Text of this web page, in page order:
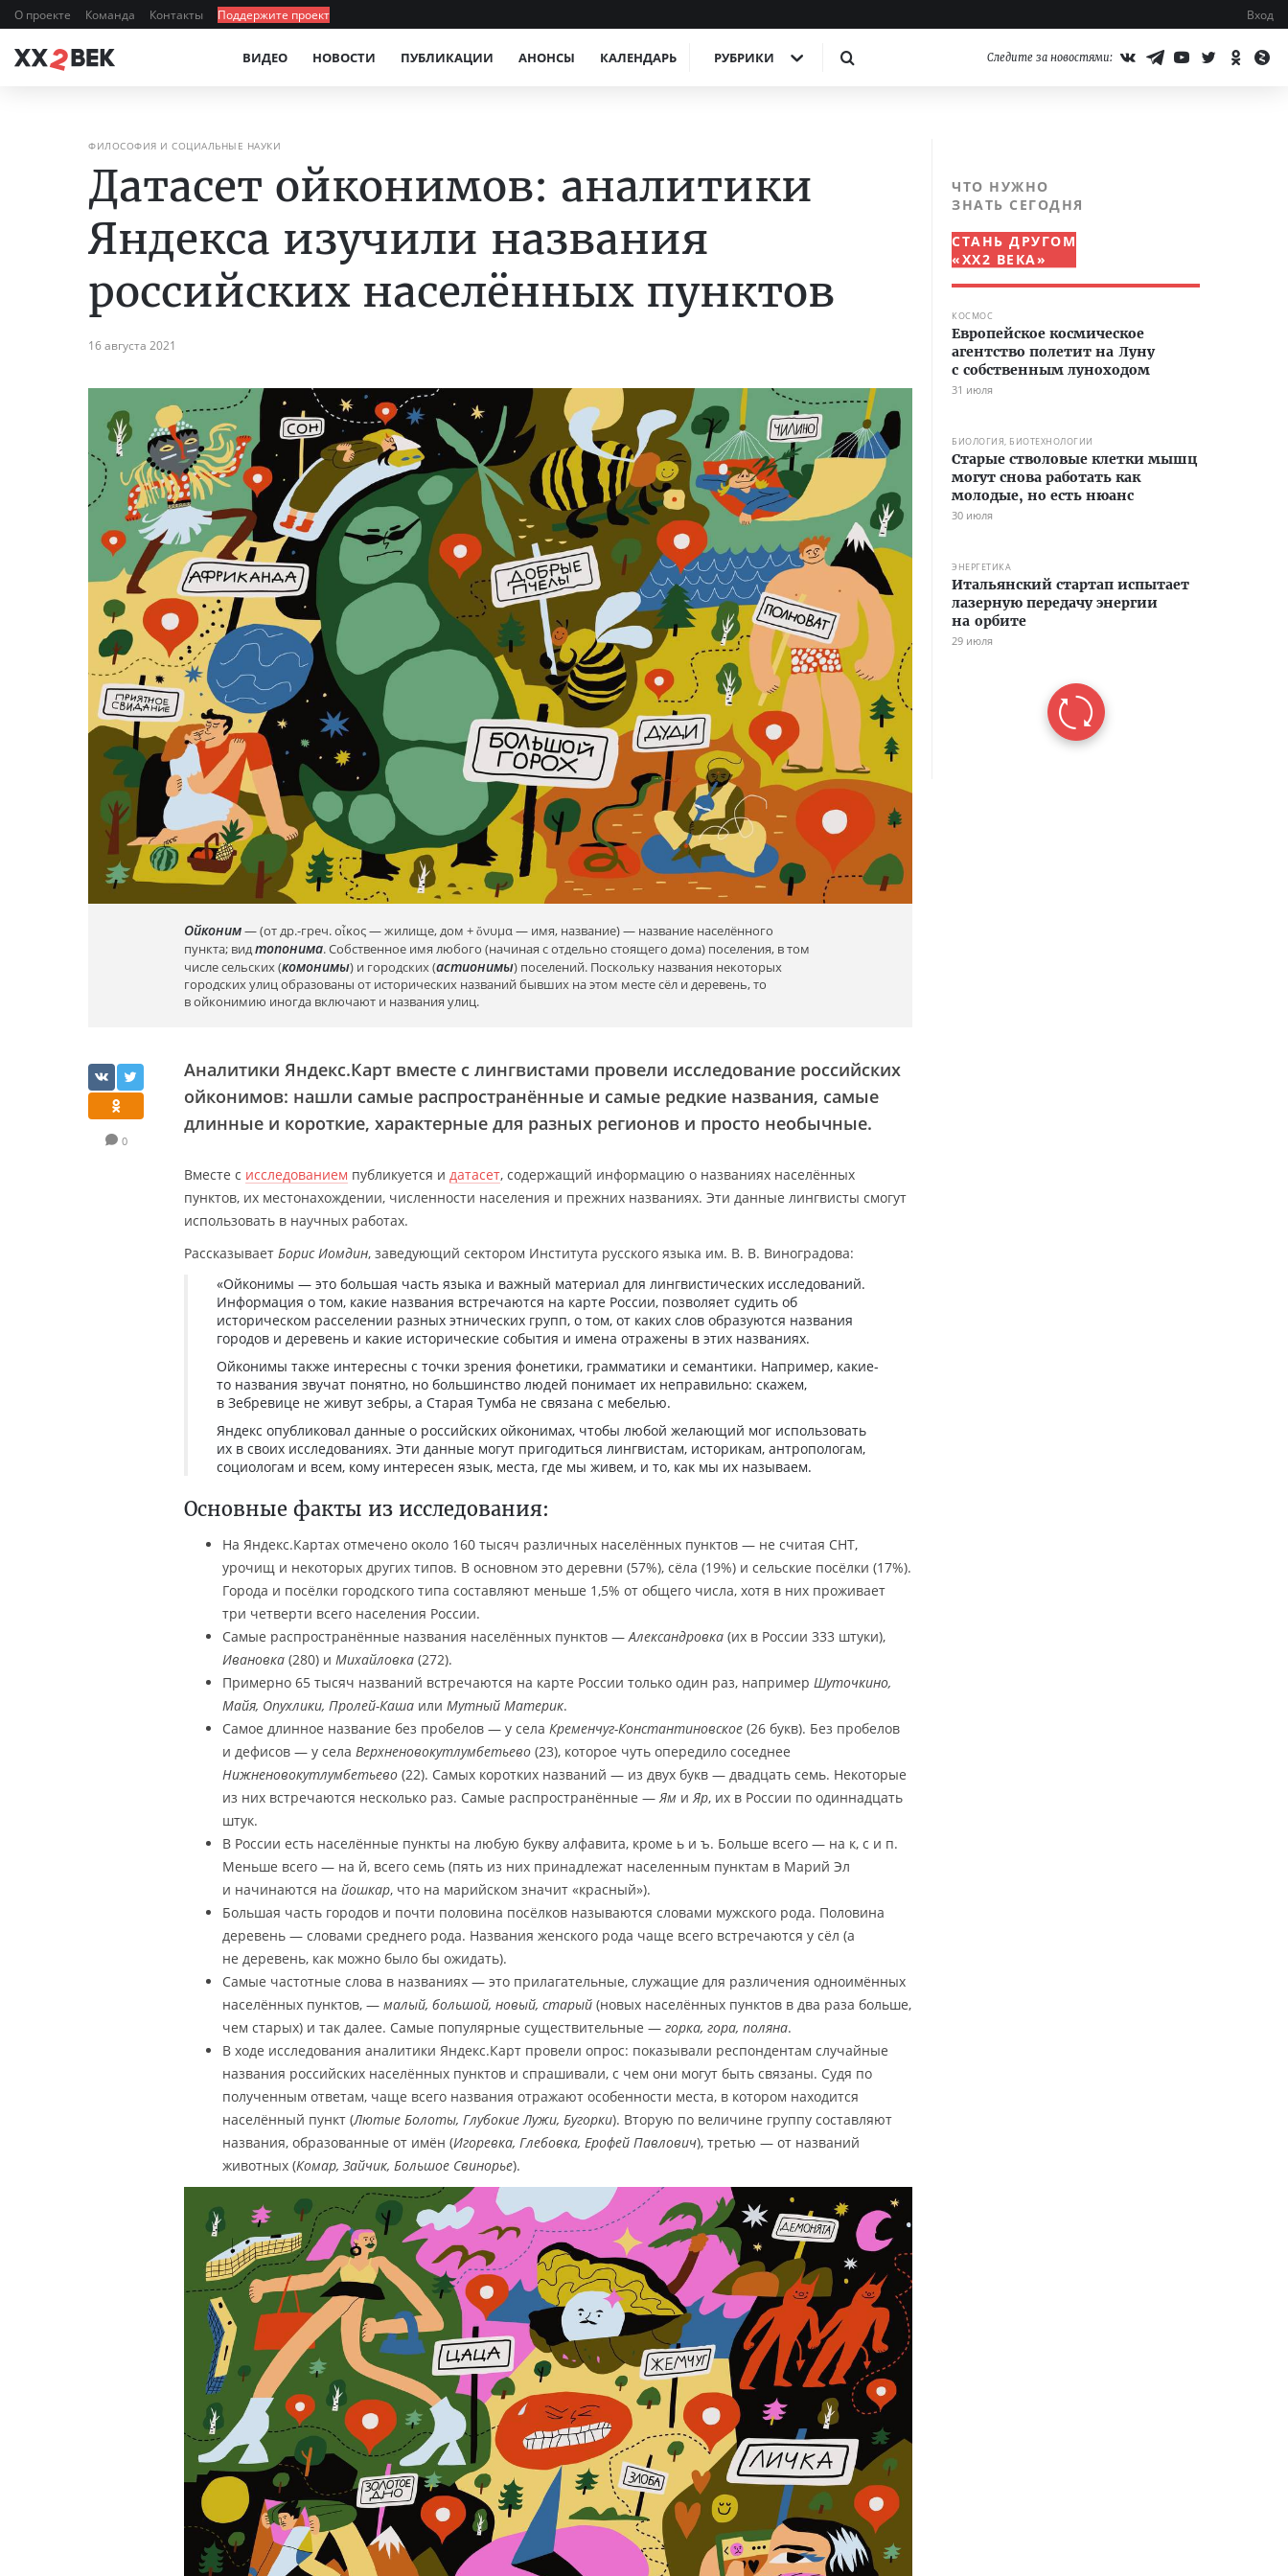
О проекте Команда Контакты Поддержите проект Вход
ВИДЕО НОВОСТИ ПУБЛИКАЦИИ АНОНСЫ КАЛЕНДАРЬ РУБРИКИ Следите за новостями:
ФИЛОСОФИЯ И СОЦИАЛЬНЫЕ НАУКИ
Датасет ойконимов: аналитики
Яндекса изучили названия
российских населённых пунктов
16 августа 2021
Ойконим— (от др.-греч. οἶκος — жилище, дом + ὄνυμα — имя, название) — название населённого
пункта; видтопонима. Собственное имя любого (начиная с отдельно стоящего дома) поселения, в том
числе сельских (комонимы) и городских (астионимы) поселений. Поскольку названия некоторых
городских улиц образованы от исторических названий бывших на этом месте сёл и деревень, то
в ойконимию иногда включают и названия улиц.
0
Аналитики Яндекс.Карт вместе с лингвистами провели исследование российских
ойконимов: нашли самые распространённые и самые редкие названия, самые
длинные и короткие, характерные для разных регионов и просто необычные.
Вместе с исследованием публикуется и датасет, содержащий информацию о названиях населённых
пунктов, их местонахождении, численности населения и прежних названиях. Эти данные лингвисты смогут
использовать в научных работах.
Рассказывает Борис Иомдин, заведующий сектором Института русского языка им. В. В. Виноградова:
«Ойконимы — это большая часть языка и важный материал для лингвистических исследований.
Информация о том, какие названия встречаются на карте России, позволяет судить об
историческом расселении разных этнических групп, о том, от каких слов образуются названия
городов и деревень и какие исторические события и имена отражены в этих названиях.
Ойконимы также интересны с точки зрения фонетики, грамматики и семантики. Например, какие-
то названия звучат понятно, но большинство людей понимает их неправильно: скажем,
в Зебревице не живут зебры, а Старая Тумба не связана с мебелью.
Яндекс опубликовал данные о российских ойконимах, чтобы любой желающий мог использовать
их в своих исследованиях. Эти данные могут пригодиться лингвистам, историкам, антропологам,
социологам и всем, кому интересен язык, места, где мы живем, и то, как мы их называем.
Основные факты из исследования:
На Яндекс.Картах отмечено около 160 тысяч различных населённых пунктов — не считая СНТ,
урочищ и некоторых других типов. В основном это деревни (57%), сёла (19%) и сельские посёлки (17%).
Города и посёлки городского типа составляют меньше 1,5% от общего числа, хотя в них проживает
три четверти всего населения России.
Самые распространённые названия населённых пунктов — Александровка (их в России 333 штуки),
Ивановка (280) и Михайловка (272).
Примерно 65 тысяч названий встречаются на карте России только один раз, например Шуточкино,
Майя, Опухлики, Пролей-Каша или Мутный Материк.
Самое длинное название без пробелов — у села Кременчуг-Константиновское (26 букв). Без пробелов
и дефисов — у села Верхненовокутлумбетьево (23), которое чуть опередило соседнее
Нижненовокутлумбетьево (22). Самых коротких названий — из двух букв — двадцать семь. Некоторые
из них встречаются несколько раз. Самые распространённые — Ям и Яр, их в России по одиннадцать
штук.
В России есть населённые пункты на любую букву алфавита, кроме ь и ъ. Больше всего — на к, с и п.
Меньше всего — на й, всего семь (пять из них принадлежат населенным пунктам в Марий Эл
и начинаются на йошкар, что на марийском значит «красный»).
Большая часть городов и почти половина посёлков называются словами мужского рода. Половина
деревень — словами среднего рода. Названия женского рода чаще всего встречаются у сёл (а
не деревень, как можно было бы ожидать).
Самые частотные слова в названиях — это прилагательные, служащие для различения одноимённых
населённых пунктов, — малый, большой, новый, старый (новых населённых пунктов в два раза больше,
чем старых) и так далее. Самые популярные существительные — горка, гора, поляна.
В ходе исследования аналитики Яндекс.Карт провели опрос: показывали респондентам случайные
названия российских населённых пунктов и спрашивали, с чем они могут быть связаны. Судя по
полученным ответам, чаще всего названия отражают особенности места, в котором находится
населённый пункт (Лютые Болоты, Глубокие Лужи, Бугорки). Вторую по величине группу составляют
названия, образованные от имён (Игоревка, Глебовка, Ерофей Павлович), третью — от названий
животных (Комар, Зайчик, Большое Свинорье).
ЧТО НУЖНО
ЗНАТЬ СЕГОДНЯ
СТАНЬ ДРУГОМ
«XX2 ВЕКА»
КОСМОС
Европейское космическое
агентство полетит на Луну
с собственным луноходом
31 июля
БИОЛОГИЯ, БИОТЕХНОЛОГИИ
Старые стволовые клетки мышц
могут снова работать как
молодые, но есть нюанс
30 июля
ЭНЕРГЕТИКА
Итальянский стартап испытает
лазерную передачу энергии
на орбите
29 июля